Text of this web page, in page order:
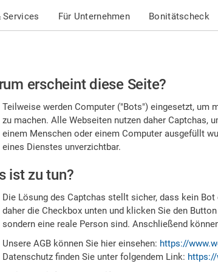
Services Für Unternehmen Bonitätscheck
erscheint diese Seite?
Teilweise werden Computer ("Bots") eingesetzt, um
zu machen. Alle Webseiten nutzen daher Captchas,
einem Menschen oder einem Computer ausgefüllt
eines Dienstes unverzichtbar.
ist zu tun?
Die Lösung des Captchas stellt sicher, dass kein
daher die Checkbox unten und klicken Sie den
sondern eine reale Person sind. Anschließend
Unsere AGB können Sie hier einsehen: https://
Datenschutz finden Sie unter folgendem Link: https://